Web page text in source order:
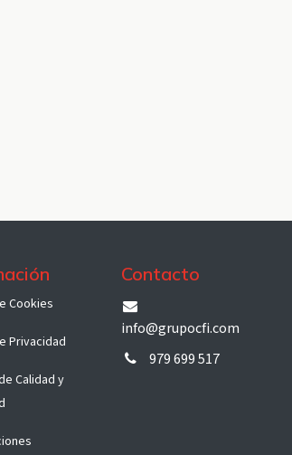
Co​okies
Privacidad
Calidad y
Contacto
info@grupocfi.com
979 699 517